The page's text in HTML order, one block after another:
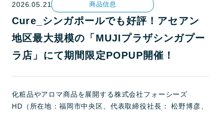
2026.05.21 商品信息
Cure_シンガポールでも好評！アセアン
地区最大規模の「MUJIプラザシンガプー
ラ店」にて期間限定POPUP開催！
化粧品やアロマ商品を展開する株式会社フォーシーズ
HD（所在地：福岡市中央区、代表取締役社長： 松野博彦、